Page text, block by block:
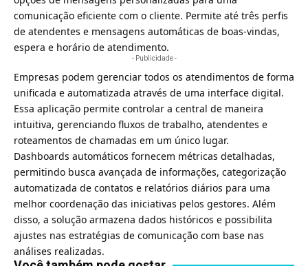
comunicação eficiente com o cliente. Permite até três perfis
de atendentes e mensagens automáticas de boas-vindas,
espera e horário de atendimento.
- Publicidade -
Empresas podem gerenciar todos os atendimentos de forma
unificada e automatizada através de uma interface digital.
Essa aplicação permite controlar a central de maneira
intuitiva, gerenciando fluxos de trabalho, atendentes e
roteamentos de chamadas em um único lugar.
Dashboards automáticos fornecem métricas detalhadas,
permitindo busca avançada de informações, categorização
automatizada de contatos e relatórios diários para uma
melhor coordenação das iniciativas pelos gestores. Além
disso, a solução armazena dados históricos e possibilita
ajustes nas estratégias de comunicação com base nas
análises realizadas.